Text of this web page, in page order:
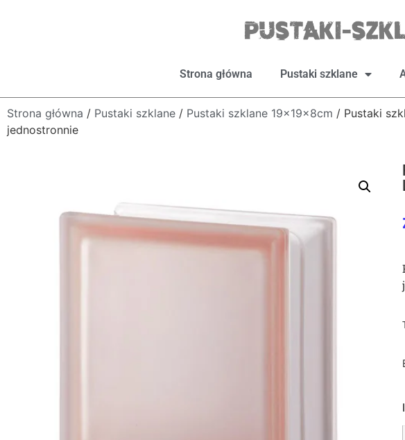
Strona główna Pustaki szklane
Strona główna / Pustaki szklane / Pustaki szklane 19x19x8cm / Pustaki
jednostronnie